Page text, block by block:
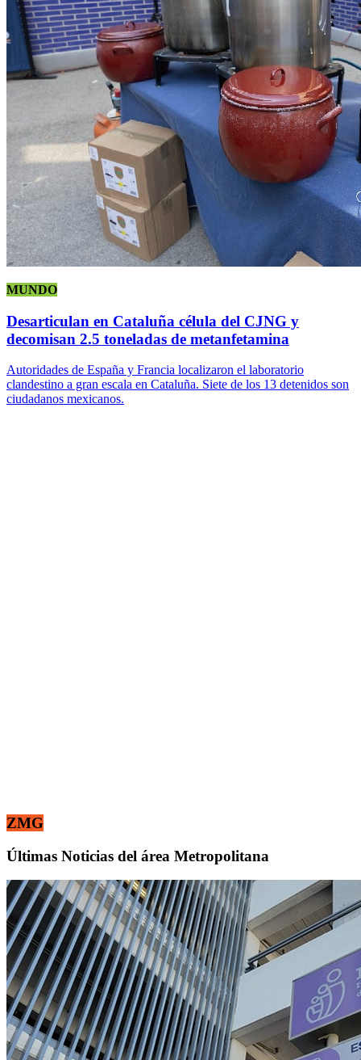
MUNDO
Desarticulan en Cataluña célula del CJNG y
decomisan 2.5 toneladas de metanfetamina
Autoridades de España y Francia localizaron el laboratorio
clandestino a gran escala en Cataluña. Siete de los 13 detenidos son
ciudadanos mexicanos.
ZMG
Últimas Noticias del área Metropolitana